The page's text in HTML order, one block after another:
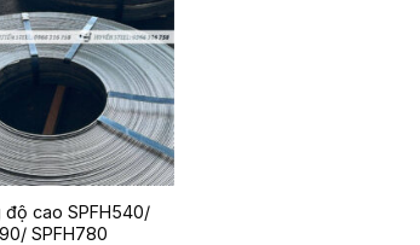
cao SPFH540/
SPFH780